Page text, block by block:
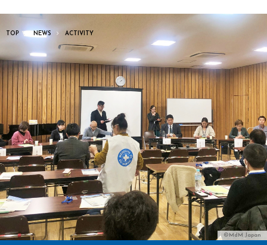
TOP NEWS ACTIVITY
©MdM Japan